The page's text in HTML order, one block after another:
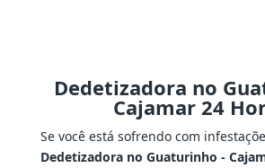
Dedetizadora no
Cajamar 24
Se você está sofrendo com
Dedetizadora no Guaturinho -